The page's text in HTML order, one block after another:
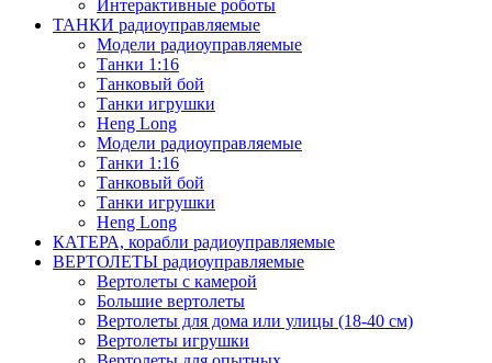
Интерактивные роботы
ТАНКИ радиоуправляемые
Модели радиоуправляемые
Танки 1:16
Танковый бой
Танки игрушки
Heng Long
Модели радиоуправляемые
Танки 1:16
Танковый бой
Танки игрушки
Heng Long
КАТЕРА, корабли радиоуправляемые
ВЕРТОЛЕТЫ радиоуправляемые
Вертолеты с камерой
Большие вертолеты
Вертолеты для дома или улицы (18-40 см)
Вертолеты игрушки